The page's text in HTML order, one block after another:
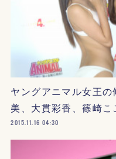
ヤングアニマル女王
美、大貫彩香、篠崎
2015.11.16 04:30